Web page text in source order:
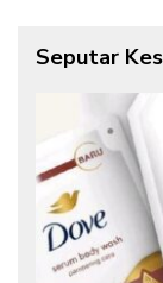
Seputar